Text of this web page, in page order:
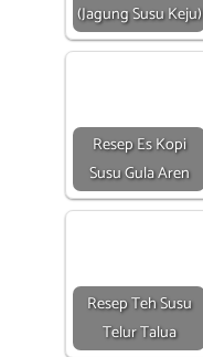
(Jagung Susu Keju)
Resep Es Kopi
Susu Gula Aren
Resep Teh Susu
Telur Talua